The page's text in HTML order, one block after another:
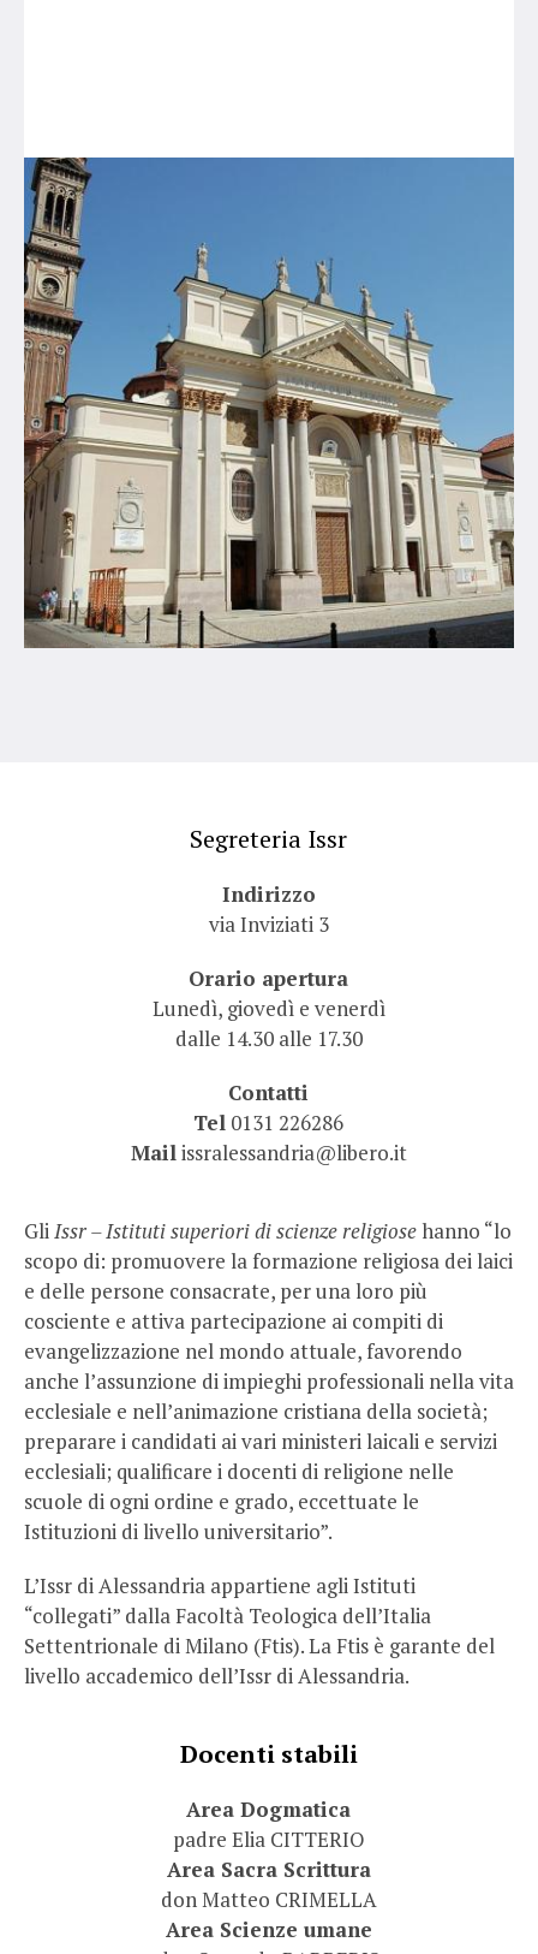
Segreteria Issr
Indirizzo
via Inviziati 3
Orario apertura
Lunedì, giovedì e venerdì
dalle 14.30 alle 17.30
Contatti
Tel 0131 226286
Mailissralessandria@libero.it
GliIssr – Istituti superiori di scienze religiosehanno “lo
scopo di: promuovere la formazione religiosa dei laici
e delle persone consacrate, per una loro più
cosciente e attiva partecipazione ai compiti di
evangelizzazione nel mondo attuale, favorendo
anche l’assunzione di impieghi professionali nella vita
ecclesiale e nell’animazione cristiana della società;
preparare i candidati ai vari ministeri laicali e servizi
ecclesiali; qualificare i docenti di religione nelle
scuole di ogni ordine e grado, eccettuate le
Istituzioni di livello universitario”.
L’Issr di Alessandria appartiene agli Istituti
“collegati” dalla Facoltà Teologica dell’Italia
Settentrionale di Milano (Ftis). La Ftis è garante del
livello accademico dell’Issr di Alessandria.
Docenti stabili
Area Dogmatica
padre Elia CITTERIO
Area Sacra Scrittura
don Matteo CRIMELLA
Area Scienze umane